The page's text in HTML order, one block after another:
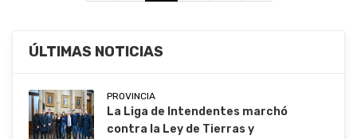
ÚLTIMAS NOTICIAS
PROVINCIA
La Liga de Intendentes marchó
contra la Ley de Tierras y